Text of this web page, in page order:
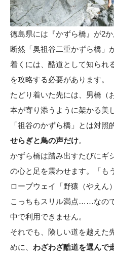
徳島県には『かずら橋』が2
断然「奥祖谷二重かずら橋」
着くには、酷道として知られ
を攻略する必要があります。
たどり着いた先には、男橋（
本が寄り添うように架かる美
「祖谷のかずら橋」とは対照
せらぎと鳥の声だけ。
かずら橋は踏み出すたびにギ
の心と足を震わせます。「も
ロープウェイ「野猿（やえん
こっちもスリル満点……なの
中で利用できません。
それでも、険しい道を越えた
めに、 わざわざ酷道を選んで